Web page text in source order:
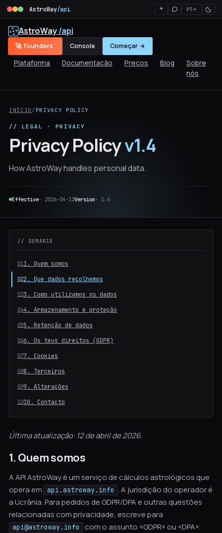
AstroWay/api PT
AstroWay/api
Plataforma Documentação Preços Blog
Sobre
nós
🚀 Founders' Console Começar →
INÍCIO / PRIVACY POLICY
// LEGAL · PRIVACY
Privacy Policyv1.4
How AstroWay handles personal data.
Effective· 2026-04-12Version · 1.4
// SUMÁRIO
1. Quem somos
2. Que dados recolhemos
3. Como utilizamos os dados
4. Armazenamento e proteção
5. Retenção de dados
6. Os teus direitos (GDPR)
7. Cookies
8. Terceiros
9. Alterações
10. Contacto
Última atualização: 12 de abril de 2026.
1. Quem somos
A API AstroWay é um serviço de cálculos astrológicos que
opera em
api.astroway.info . A jurisdição do operador é
a Ucrânia. Para pedidos de GDPR/DPA e outras questões
relacionadas com privacidade, escreve para
api@astroway.info com o assunto «GDPR» ou «DPA».